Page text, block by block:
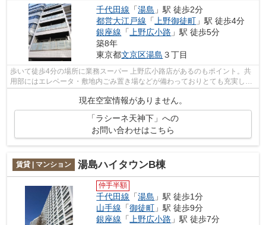
千代田線 「湯島 」駅 徒歩2分
都営大江戸線 「 上野御徒町 」駅 徒歩4分
銀座線 「 上野広小路 」駅 徒歩5分
築8年
東京都文京区湯島 ３丁目
歩いて徒歩4分の場所に業務スーパー 上野広小路店があるのもポイント。共
用部にはエレベータ・敷地内ごみ置き場などが備わっておりとても充実して
います。2駅利用可能な物件なので、用...
現在空室情報がありません。
「ラシーネ天神下」への
お問い合わせはこちら
賃貸 | マンション 湯島ハイタウンB棟
仲手半額
千代田線 「湯島 」駅 徒歩1分
山手線 「御徒町 」駅 徒歩9分
銀座線 「 上野広小路 」駅 徒歩7分